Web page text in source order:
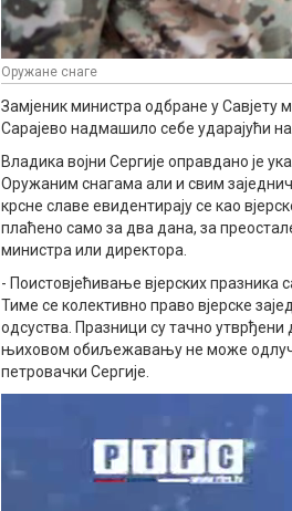
Оружане снаге
Замјеник министра одбране у Савјету
Сарајево надмашило себе ударајући
Владика војни Сергије оправдано је
Оружаним снагама али и свим
крсне славе евидентирају се као
плаћено само за два дана, за
министра или директора.
- Поистовјећивање вјерских празника
Тиме се колективно право вјерске
одсуства. Празници су тачно
њиховом обиљежавању не може
петровачки Сергије.